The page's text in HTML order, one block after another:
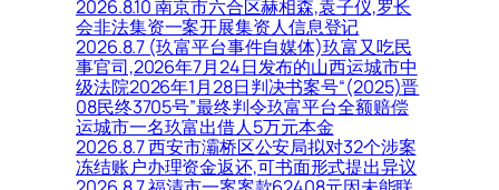
2026.8.10 南京市六合区赫相森,袁子仪,罗长
会非法集资一案开展集资人信息登记
2026.8.7 (玖富平台事件自媒体)玖富又吃民
事官司,2026年7月24日发布的山西运城市中
级法院2026年1月28日判决书案号“(2025)晋
08民终3705号”最终判令玖富平台全额赔偿
运城市一名玖富出借人5万元本金
2026.8.7 西安市灞桥区公安局拟对32个涉案
冻结账户办理资金返还,可书面形式提出异议